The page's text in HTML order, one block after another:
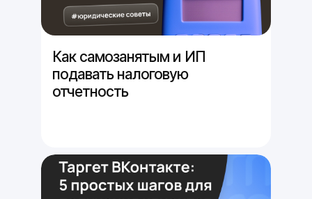
Как самозанятым и ИП
подавать налоговую
отчетность